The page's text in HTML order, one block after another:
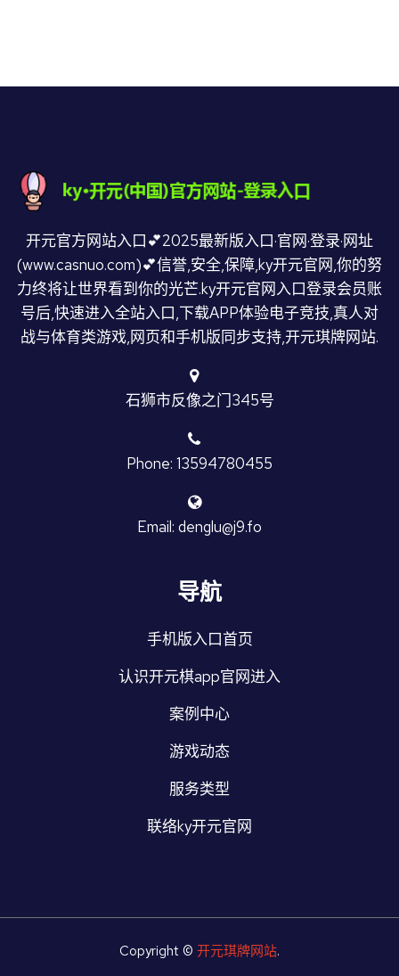
开元官方网站入口💕2025最新版入口·官网·登录·网址
(www.casnuo.com)💕信誉,安全,保障,ky开元官网,你的努
力终将让世界看到你的光芒.ky开元官网入口登录会员账
号后,快速进入全站入口,下载APP体验电子竞技,真人对
战与体育类游戏,网页和手机版同步支持,开元琪牌网站.
石狮市反像之门345号
Phone: 13594780455
Email: denglu@j9.fo
导航
手机版入口首页
认识开元棋app官网进入
案例中心
游戏动态
服务类型
联络ky开元官网
Copyright © 开元琪牌网站.